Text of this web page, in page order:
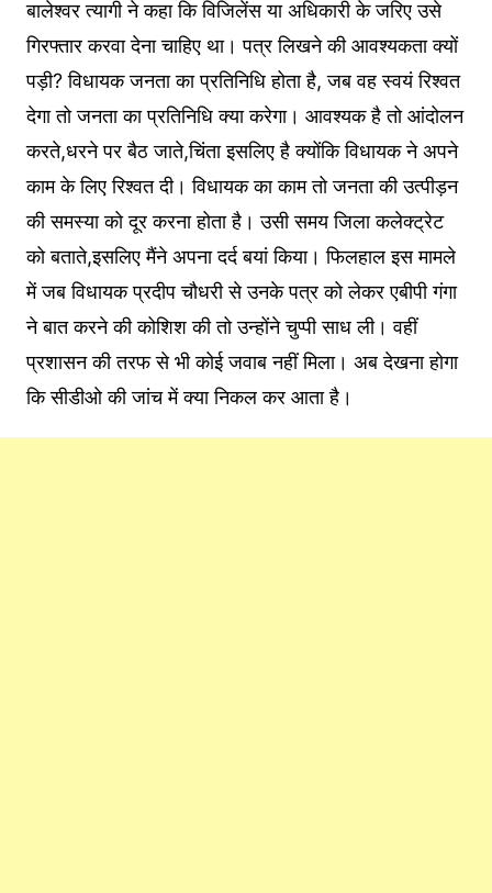
बालेश्वर त्यागी ने कहा कि विजिलेंस या अधिकारी के जरिए उसे
गिरफ्तार करवा देना चाहिए था। पत्र लिखने की आवश्यकता क्यों
पड़ी? विधायक जनता का प्रतिनिधि होता है, जब वह स्वयं रिश्वत
देगा तो जनता का प्रतिनिधि क्या करेगा। आवश्यक है तो आंदोलन
करते,धरने पर बैठ जाते,चिंता इसलिए है क्योंकि विधायक ने अपने
काम के लिए रिश्वत दी। विधायक का काम तो जनता की उत्पीड़न
की समस्या को दूर करना होता है। उसी समय जिला कलेक्ट्रेट
को बताते,इसलिए मैंने अपना दर्द बयां किया। फिलहाल इस मामले
में जब विधायक प्रदीप चौधरी से उनके पत्र को लेकर एबीपी गंगा
ने बात करने की कोशिश की तो उन्होंने चुप्पी साध ली। वहीं
प्रशासन की तरफ से भी कोई जवाब नहीं मिला। अब देखना होगा
कि सीडीओ की जांच में क्या निकल कर आता है।